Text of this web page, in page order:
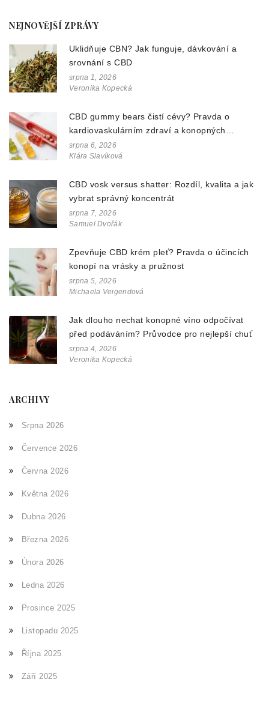
NEJNOVĚJŠÍ ZPRÁVY
Uklidňuje CBN? Jak funguje, dávkování a
srovnání s CBD
srpna 1, 2026
Veronika Kopecká
CBD gummy bears čistí cévy? Pravda o
kardiovaskulárním zdraví a konopných
doplňcích
srpna 6, 2026
Klára Slavíková
CBD vosk versus shatter: Rozdíl, kvalita a jak
vybrat správný koncentrát
srpna 7, 2026
Samuel Dvořák
Zpevňuje CBD krém pleť? Pravda o účincích
konopí na vrásky a pružnost
srpna 5, 2026
Michaela Veigendová
Jak dlouho nechat konopné víno odpočívat
před podáváním? Průvodce pro nejlepší chuť
srpna 4, 2026
Veronika Kopecká
ARCHIVY
Srpna 2026
Července 2026
Června 2026
Května 2026
Dubna 2026
Března 2026
Února 2026
Ledna 2026
Prosince 2025
Listopadu 2025
Října 2025
Září 2025